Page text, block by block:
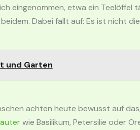
eingenommen, etwa ein Teelöffel
Dabei fällt auf: Es ist nicht die
und Garten
achten heute bewusst auf
wie Basilikum, Petersilie oder